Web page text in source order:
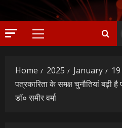
Primary
Home 2025 January
19
पत्रकारिता के समक्ष चुनौतियां बढ़ी
डॉ० समीर वर्मा